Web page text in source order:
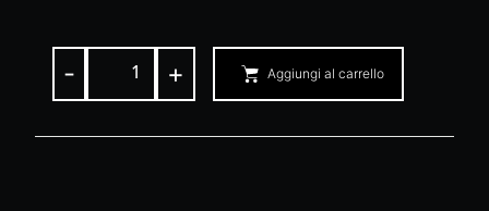
- + Aggiungi al carrello